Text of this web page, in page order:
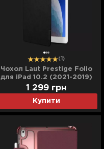
(1)
Чохол Laut Prestige Folio
для iPad 10.2 (2021-2019)
(Black)
Купити
1 299 грн